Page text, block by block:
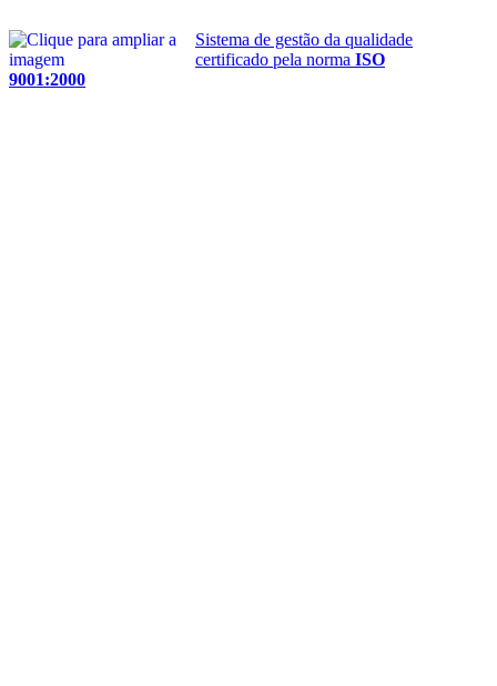
Sistema de gestão da qualidade
certificado pela norma ISO
9001:2000